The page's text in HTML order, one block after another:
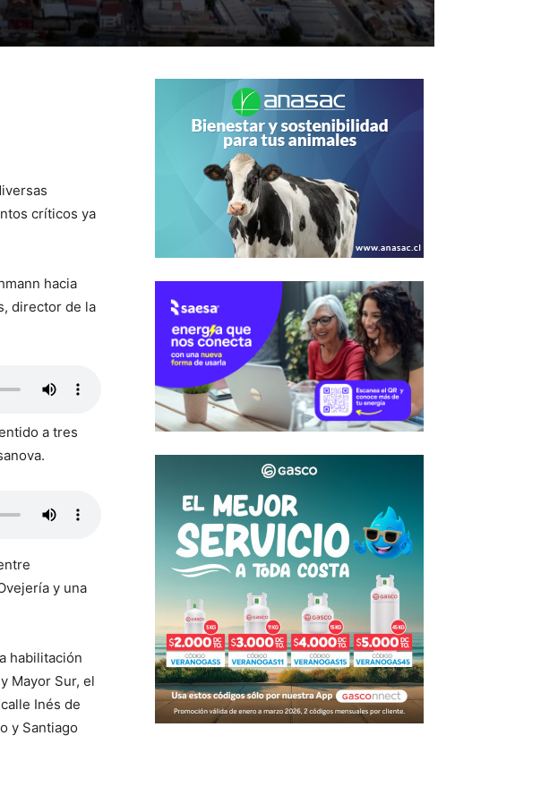
críticos ya
hacia
director de la
a tres
y una
habilitación
Mayor Sur, el
Inés de
y Santiago